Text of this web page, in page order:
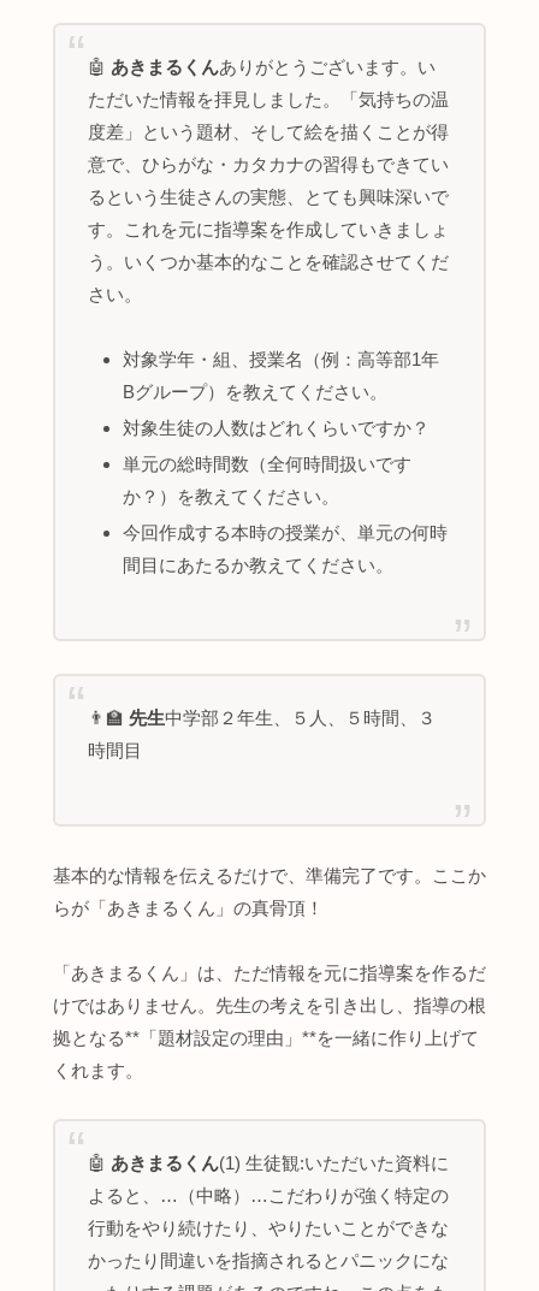
🤖 あきまるくんありがとうございます。い
ただいた情報を拝見しました。「気持ちの温
度差」という題材、そして絵を描くことが得
意で、ひらがな・カタカナの習得もできてい
るという生徒さんの実態、とても興味深いで
す。これを元に指導案を作成していきましょ
う。いくつか基本的なことを確認させてくだ
さい。
対象学年・組、授業名（例：高等部1年
Bグループ）を教えてください。
対象生徒の人数はどれくらいですか？
単元の総時間数（全何時間扱いです
か？）を教えてください。
今回作成する本時の授業が、単元の何時
間目にあたるか教えてください。
👨‍🏫 先生中学部２年生、５人、５時間、３
時間目
基本的な情報を伝えるだけで、準備完了です。ここか
らが「あきまるくん」の真骨頂！
「あきまるくん」は、ただ情報を元に指導案を作るだ
けではありません。先生の考えを引き出し、指導の根
拠となる**「題材設定の理由」**を一緒に作り上げて
くれます。
🤖 あきまるくん(1) 生徒観:いただいた資料に
よると、…（中略）…こだわりが強く特定の
行動をやり続けたり、やりたいことができな
かったり間違いを指摘されるとパニックにな